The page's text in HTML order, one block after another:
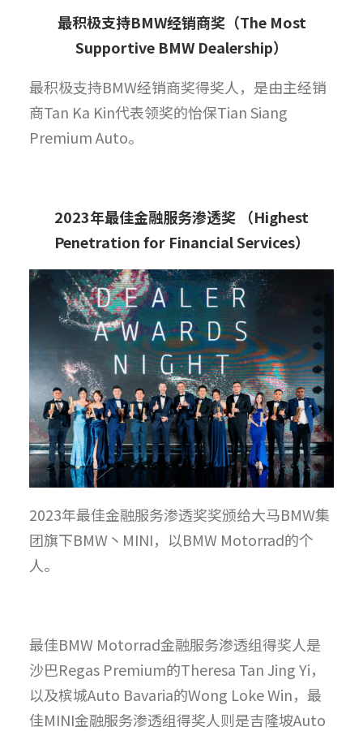
最积极支持BMW经销商奖（The Most
Supportive BMW Dealership）
最积极支持BMW经销商奖得奖人，是由主经销
商Tan Ka Kin代表领奖的怡保Tian Siang
Premium Auto。
2023年最佳金融服务渗透奖 （Highest
Penetration for Financial Services）
2023年最佳金融服务渗透奖奖颁给大马BMW集
团旗下BMW丶MINI，以BMW Motorrad的个
人。
最佳BMW Motorrad金融服务渗透组得奖人是
沙巴Regas Premium的Theresa Tan Jing Yi，
以及槟城Auto Bavaria的Wong Loke Win，最
佳MINI金融服务渗透组得奖人则是吉隆坡Auto